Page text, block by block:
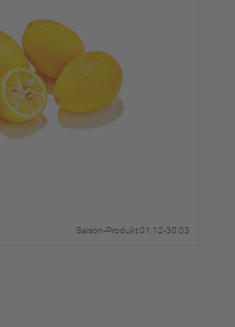
Saison-Produkt 01.12-30.03